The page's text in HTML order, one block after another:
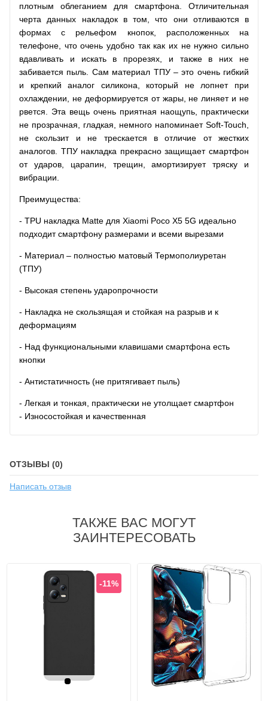
плотным облеганием для смартфона. Отличительная
черта данных накладок в том, что они отливаются в
формах с рельефом кнопок, расположенных на
телефоне, что очень удобно так как их не нужно сильно
вдавливать и искать в прорезях, и также в них не
забивается пыль. Сам материал ТПУ – это очень гибкий
и крепкий аналог силикона, который не лопнет при
охлаждении, не деформируется от жары, не линяет и не
рвется. Эта вещь очень приятная наощупь, практически
не прозрачная, гладкая, немного напоминает Soft-Touch,
не скользит и не трескается в отличие от жестких
аналогов. ТПУ накладка прекрасно защищает смартфон
от ударов, царапин, трещин, амортизирует тряску и
вибрации.
Преимущества:
- TPU накладка Matte для Xiaomi Poco X5 5G идеально
подходит смартфону размерами и всеми вырезами
- Материал – полностью матовый Термополиуретан
(ТПУ)
- Высокая степень ударопрочности
- Накладка не скользящая и стойкая на разрыв и к
деформациям
- Над функциональными клавишами смартфона есть
кнопки
- Антистатичность (не притягивает пыль)
- Легкая и тонкая, практически не утолщает смартфон
- Износостойкая и качественная
ОТЗЫВЫ (0)
Написать отзыв
ТАКЖЕ ВАС МОГУТ
ЗАИНТЕРЕСОВАТЬ
Черный
-11%